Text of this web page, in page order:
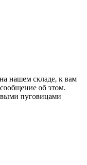
нашем складе, к вам
об этом.
пуговицами